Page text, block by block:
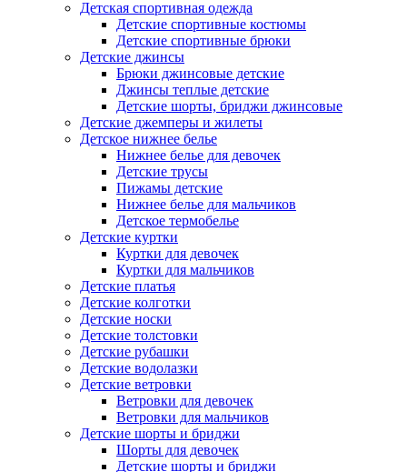
Детская спортивная одежда
Детские спортивные костюмы
Детские спортивные брюки
Детские джинсы
Брюки джинсовые детские
Джинсы теплые детские
Детские шорты, бриджи джинсовые
Детские джемперы и жилеты
Детское нижнее белье
Нижнее белье для девочек
Детские трусы
Пижамы детские
Нижнее белье для мальчиков
Детское термобелье
Детские куртки
Куртки для девочек
Куртки для мальчиков
Детские платья
Детские колготки
Детские носки
Детские толстовки
Детские рубашки
Детские водолазки
Детские ветровки
Ветровки для девочек
Ветровки для мальчиков
Детские шорты и бриджи
Шорты для девочек
Детские шорты и бриджи